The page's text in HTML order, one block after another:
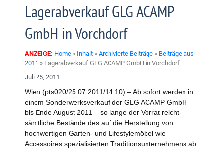
Lagerabverkauf GLG ACAMP
GmbH in Vorchdorf
ANZEIGE: Home » Inhalt » Archivierte Beiträge » Beiträge aus
2011 » Lagerabverkauf GLG ACAMP GmbH in Vorchdorf
Juli 25, 2011
Wien (pts020/25.07.2011/14:10) – Ab sofort werden in
einem Sonderwerksverkauf der GLG ACAMP GmbH
bis Ende August 2011 – so lange der Vorrat reicht-
sämtliche Bestände des auf die Herstellung von
hochwertigen Garten- und Lifestylemöbel wie
Accessoires spezialisierten Traditionsunternehmens ab